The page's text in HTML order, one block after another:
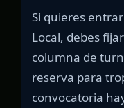
Si quieres
Local, debes
columna de
reserva para
convocatoria